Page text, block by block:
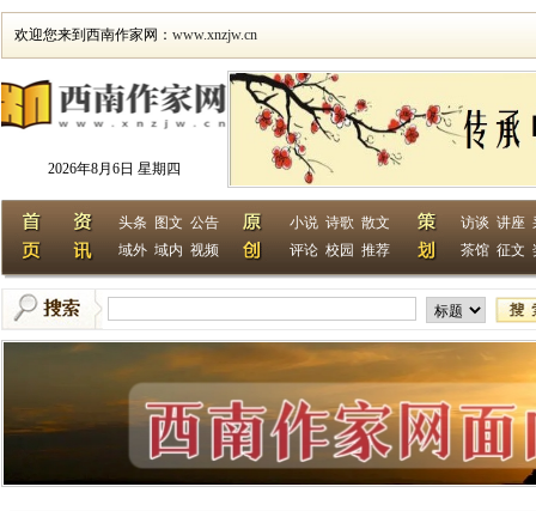
欢迎您来到西南作家网： www.xnzjw.cn
2026年8月6日 星期四
头条 图文 公告
域外 域内 视频
小说 诗歌 散文
评论 校园 推荐
访谈 讲座
茶馆 征文